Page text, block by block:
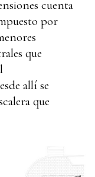
cuenta
por
que
allí se
que